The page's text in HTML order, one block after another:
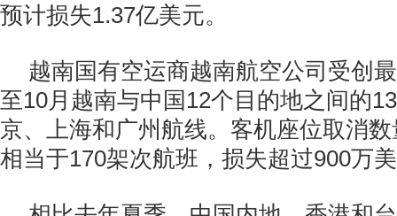
预计损失1.37亿美元。
越南国有空运商越南航空公司受创
至10月越南与中国12个目的地之间的
京、上海和广州航线。客机座位取消
相当于170架次航班，损失超过900万